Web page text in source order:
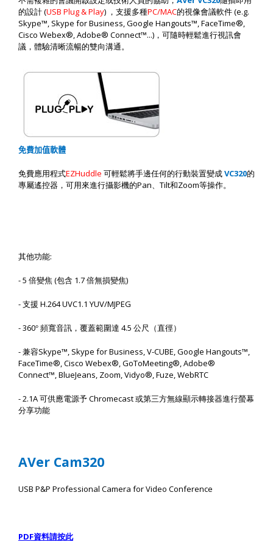
的設計 (USB Plug & Play) ，支援多種PC/MAC的視像會議軟件 (e.g.
Skype™, Skype for Business, Google Hangouts™, FaceTime®,
Cisco Webex®, Adobe® Connect™...) ，可隨時輕鬆進行視訊會
議，體驗清晰流暢的雙向溝通。
免費加值軟體
免費應用程式EZHuddle 可輕鬆將手邊任何的行動裝置變成 VC320的
專屬遙控器，可用來進行攝影機的Pan、 Tilt和Zoom等操作。
其他功能:
- 5 倍變焦 (包含 1.7 倍無損變焦)
- 支援 H.264 UVC1.1 YUV/MJPEG
-360° 頻寬音訊，覆蓋範圍達 4.5 公尺（直徑）
- 兼容Skype™, Skype for Business, V-CUBE, Google Hangouts™,
FaceTime®, Cisco Webex®, GoToMeeting®, Adobe®
Connect™, BlueJeans, Zoom, Vidyo®, Fuze, WebRTC
-2.1A 可供應電源予 Chromecast 或第三方無線顯示轉接器進行螢幕
分享功能
AVer Cam320
USB P&P Professional Camera for Video Conference
PDF資料請按此